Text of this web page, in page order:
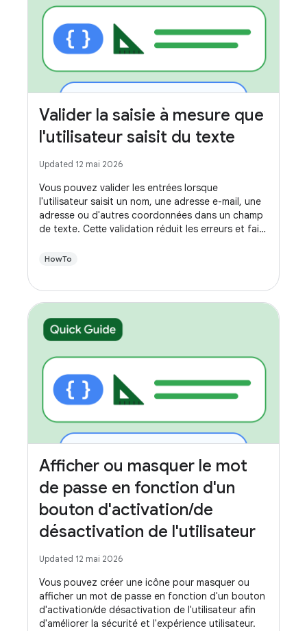
Valider la saisie à mesure que
l'utilisateur saisit du texte
Updated 12 mai 2026
Vous pouvez valider les entrées lorsque
l'utilisateur saisit un nom, une adresse e-mail, une
adresse ou d'autres coordonnées dans un champ
de texte. Cette validation réduit les erreurs et fait
HowTo
Afficher ou masquer le mot
de passe en fonction d'un
bouton d'activation/de
désactivation de l'utilisateur
Updated 12 mai 2026
Vous pouvez créer une icône pour masquer ou
afficher un mot de passe en fonction d'un bouton
d'activation/de désactivation de l'utilisateur afin
d'améliorer la sécurité et l'expérience utilisateur.